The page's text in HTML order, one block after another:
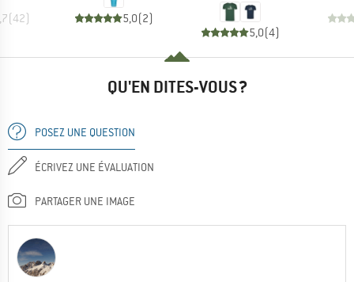
(42) 5,0(2)
5,0(4)
QU'EN DITES-VOUS ?
POSEZ UNE QUESTION
ÉCRIVEZ UNE ÉVALUATION
PARTAGER UNE IMAGE